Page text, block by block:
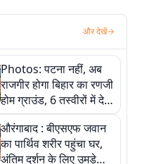
और देखें
Photos: पटना नहीं, अब
राजगीर होगा बिहार का रणजी
होम ग्राउंड, 6 तस्वीरों में देखें
नए स्टेडियम की पूरी कहानी
औरंगाबाद : बीएसएफ जवान
का पार्थिव शरीर पहुंचा घर,
अंतिम दर्शन के लिए उमड़े